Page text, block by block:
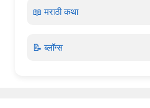
📖 मराठी कथा
📝 ब्लॉग्स